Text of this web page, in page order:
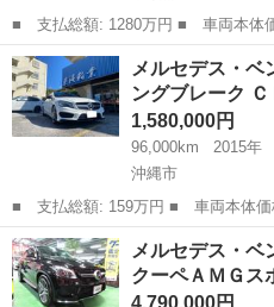
■ 支払総額: 1280万円 ■ 車両本体価格： 12,500,000 円 ■ メーカ
ー名： メルセデス・ベンツ ■ 車
名： ５６０ＳＬ正規物・禁煙車実
てＡＭＧ３ピー...
沖縄 中頭郡 その他
メルセデス・ベ
ングブレーク
1,580,000円
96,000km
2015年
沖縄市
■ 支払総額: 159万円 ■ 車両本体価格： 1,580,000 円 ■ メーカー
名： メルセデス・ベンツ ■ 車種
グブレーク ■ グレード名： ＣＬ
ク スポ...
沖縄 沖縄市 ベンツ（メルセ
メルセデス・
クーペＡＭＧ